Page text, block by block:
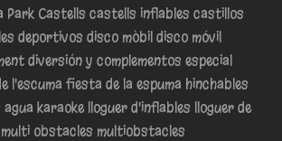
Park Castells castells inflables castillos
deportivos disco mòbil disco móvil
diversión y complementos especial
l'escuma fiesta de la espuma hinchables
karaoke lloguer d'inflables lloguer de
multi obstacles multiobstacles